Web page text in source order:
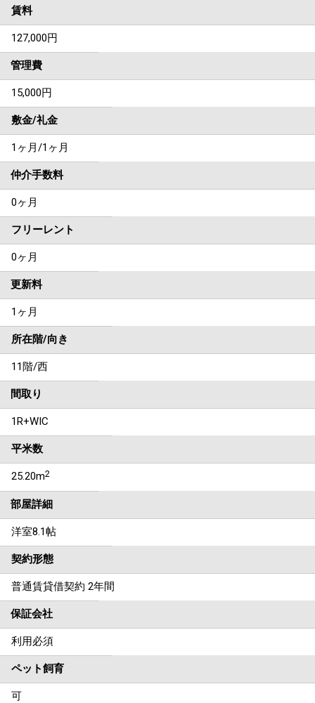
賃料
127,000円
管理費
15,000円
敷金/礼金
1ヶ月/1ヶ月
仲介手数料
0ヶ月
フリーレント
0ヶ月
更新料
1ヶ月
所在階/向き
11階/西
間取り
1R+WIC
平米数
25.20m2
部屋詳細
洋室8.1帖
契約形態
普通賃貸借契約 2年間
保証会社
利用必須
ペット飼育
可